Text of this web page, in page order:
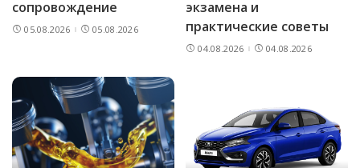
сопровождение
05.08.2026 05.08.2026
экзамена и
практические советы
04.08.2026 04.08.2026